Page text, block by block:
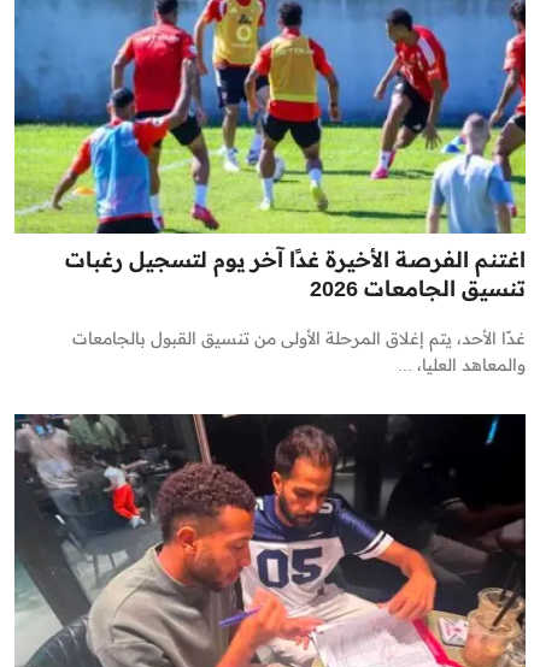
اغتنم الفرصة الأخيرة غدًا آخر يوم لتسجيل رغبات
تنسيق الجامعات 2026
غدًا الأحد، يتم إغلاق المرحلة الأولى من تنسيق القبول بالجامعات
والمعاهد العليا، ...